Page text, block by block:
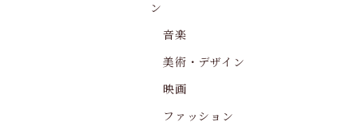
ン
音楽
美術・デザイン
映画
ファッション